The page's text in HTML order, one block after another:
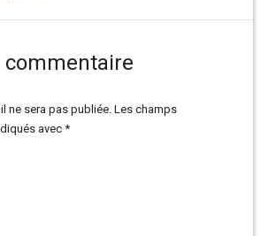
commentaire
ne sera pas publiée. Les champs
avec *